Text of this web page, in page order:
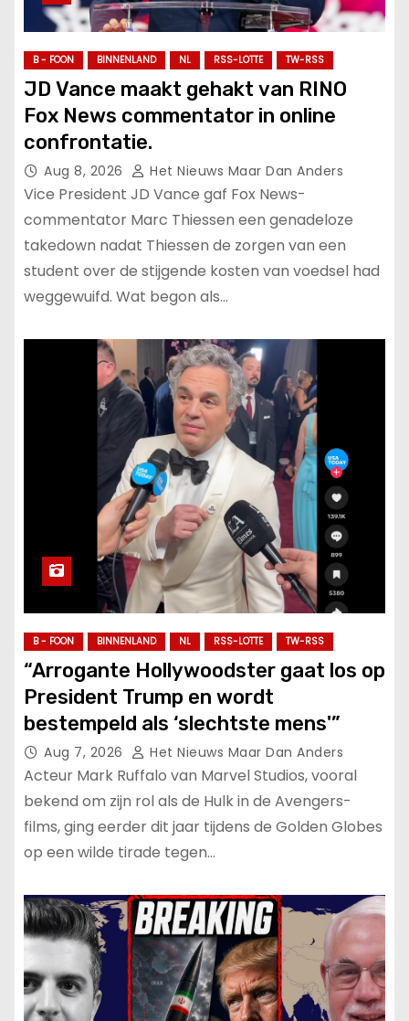
B - FOON BINNENLAND NL RSS-LOTTE TW-RSS
JD Vance maakt gehakt van RINO
Fox News commentator in online
confrontatie.
Aug 8, 2026 Het Nieuws Maar Dan Anders
Vice President JD Vance gaf Fox News-
commentator Marc Thiessen een genadeloze
takedown nadat Thiessen de zorgen van een
student over de stijgende kosten van voedsel had
weggewuifd. Wat begon als…
B - FOON BINNENLAND NL RSS-LOTTE TW-RSS
“Arrogante Hollywoodster gaat los op
President Trump en wordt
bestempeld als ‘slechtste mens'”
Aug 7, 2026 Het Nieuws Maar Dan Anders
Acteur Mark Ruffalo van Marvel Studios, vooral
bekend om zijn rol als de Hulk in de Avengers-
films, ging eerder dit jaar tijdens de Golden Globes
op een wilde tirade tegen…